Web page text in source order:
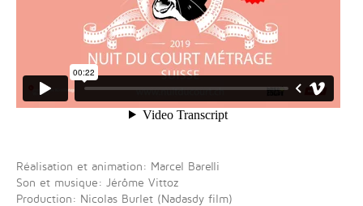
Réalisation et animation: Marcel Barelli
Son et musique: Jérôme Vittoz
Production: Nicolas Burlet (Nadasdy film)